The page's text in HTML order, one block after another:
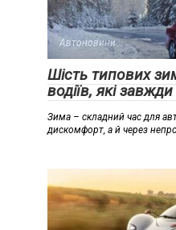
Автоновини
Шість типових
водіїв, які
Зима – складний час для
дискомфорт, а й через